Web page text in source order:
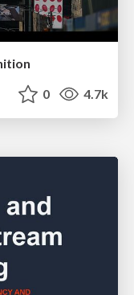
0 4.7k